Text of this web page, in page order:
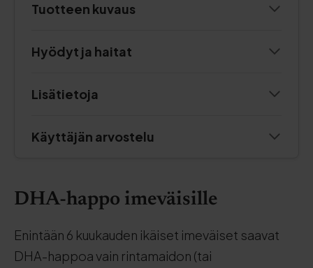
Tuotteen kuvaus
Hyödyt ja haitat
Lisätietoja
Käyttäjän arvostelu
DHA-happo imeväisille
Enintään 6 kuukauden ikäiset imeväiset saavat
DHA-happoa vain rintamaidon (tai